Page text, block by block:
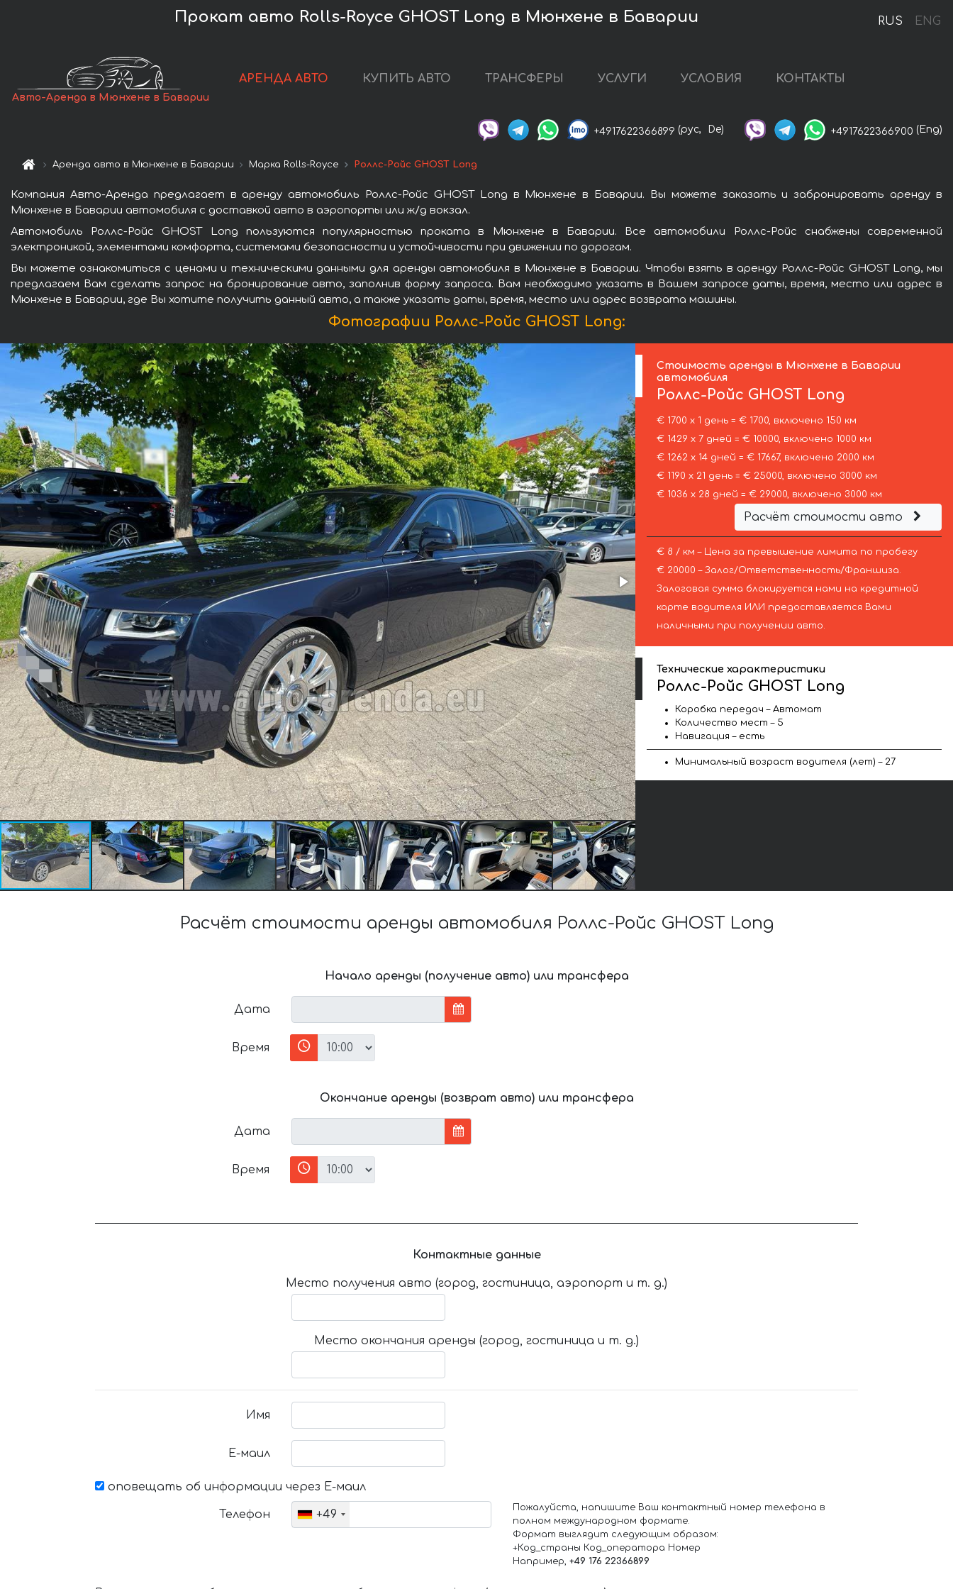
RUS ENG
Прокат авто Rolls-Royce GHOST Long в Мюнхене в Баварии
Авто-Аренда в Мюнхене в Баварии
АРЕНДА АВТО КУПИТЬ АВТО ТРАНСФЕРЫ УСЛУГИ УСЛОВИЯ КОНТАКТЫ
+4917622366899 (рус, De) +4917622366900 (Eng)
Аренда авто в Мюнхене в Баварии Марка Rolls-Royce Роллс-Ройс GHOST Long
Компания Авто-Аренда предлагает в аренду автомобиль Роллс-Ройс GHOST Long в Мюнхене в Баварии. Вы можете заказать и забронировать аренду в
Мюнхене в Баварии автомобиля с доставкой авто в аэропорты или ж/д вокзал.
Автомобиль Роллс-Ройс GHOST Long пользуются популярностью проката в Мюнхене в Баварии. Все автомобили Роллс-Ройс снабжены современной
электроникой, элементами комфорта, системами безопасности и устойчивости при движении по дорогам.
Вы можете ознакомиться с ценами и техническими данными для аренды автомобиля в Мюнхене в Баварии. Чтобы взять в аренду Роллс-Ройс GHOST Long, мы
предлагаем Вам сделать запрос на бронирование авто, заполнив форму запроса. Вам необходимо указать в Вашем запросе даты, время, место или адрес в
Мюнхене в Баварии, где Вы хотите получить данный авто, а также указать даты, время, место или адрес возврата машины.
Фотографии Роллс-Ройс GHOST Long:
Стоимость аренды в Мюнхене в Баварии
автомобиля
Роллс-Ройс GHOST Long
€ 1700 х 1 день = € 1700, включено 150 км
€ 1429 х 7 дней = € 10000, включено 1000 км
€ 1262 х 14 дней = € 17667, включено 2000 км
€ 1190 х 21 день = € 25000, включено 3000 км
€ 1036 х 28 дней = € 29000, включено 3000 км
Расчёт стоимости авто
€ 8 / км – Цена за превышение лимита по пробегу
€ 20000 – Залог/Ответственность/Франшиза.
Залоговая сумма блокируется нами на кредитной
карте водителя ИЛИ предоставляется Вами
наличными при получении авто.
Технические характеристики
Роллс-Ройс GHOST Long
Коробка передач – Автомат
Количество мест – 5
Навигация – есть
Минимальный возраст водителя (лет) – 27
Расчёт стоимости аренды автомобиля Роллс-Ройс GHOST Long
Начало аренды (получение авто) или трансфера
Дата
Время
Окончание аренды (возврат авто) или трансфера
Дата
Время
Контактные данные
Место получения авто (город, гостиница, аэропорт и т. д.)
Место окончания аренды (город, гостиница и т. д.)
Имя
Е-маил
оповещать об информации через Е-маил
Телефон +49
Пожалуйста, напишите Ваш контактный номер телефона в
полном международном формате.
Формат выглядит следующим образом:
+Код_страны Код_оператора Номер
Например, +49 176 22366899